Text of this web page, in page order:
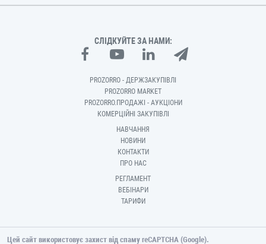
СЛІДКУЙТЕ ЗА НАМИ:
PROZORRO - ДЕРЖЗАКУПІВЛІ
PROZORRO MARKET
PROZORRO.ПРОДАЖІ - АУКЦІОНИ
КОМЕРЦІЙНІ ЗАКУПІВЛІ
НАВЧАННЯ
НОВИНИ
КОНТАКТИ
ПРО НАС
РЕГЛАМЕНТ
ВЕБІНАРИ
ТАРИФИ
Цей сайт використовує захист від спаму reCAPTCHA (Google).